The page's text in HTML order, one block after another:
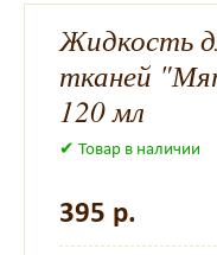
Жидкость
тканей
120 мл
✔ Товар в наличии
395 р.